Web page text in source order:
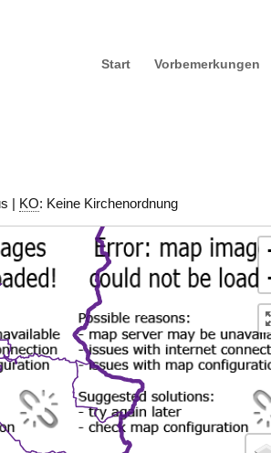
Start Vorbemerkungen
| KO: Keine Kirchenordnung